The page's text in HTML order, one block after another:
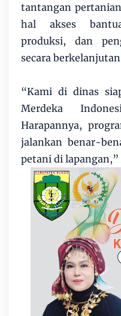
tantangan
hal akses
produksi, dan
secara
“Kami di dinas
Merdeka
Harapannya,
jalankan benar-
petani di lapangan,”